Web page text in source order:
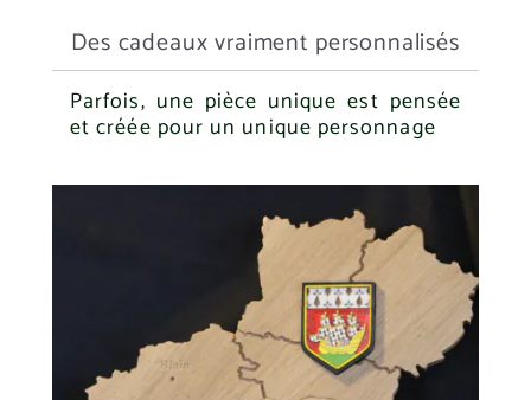
Des cadeaux vraiment personnalisés
Parfois, une pièce unique est pensée
et créée pour un unique personnage